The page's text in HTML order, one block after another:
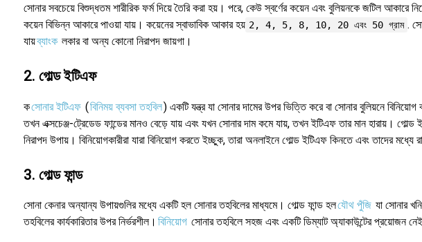
সোনার সবচেয়ে বিশুদ্ধতম শারীরিক ফর্ম দিয়ে তৈরি করা হয়। পরে, কেউ স্বর্ণের কয়েন এবং বুলিয়নকে জটিল আকারে
কয়েন বিভিন্ন আকারে পাওয়া যায়। কয়েনের স্বাভাবিক আকার হয় 2, 4, 5, 8, 10, 20 এবং 50 গ্রাম .
যায়ব্যাংক লকার বা অন্য কোনো নিরাপদ জায়গা।
2. গোল্ড ইটিএফ
কসোনার ইটিএফ (বিনিময় ব্যবসা তহবিল) একটি যন্ত্র যা সোনার দামের উপর ভিত্তি করে বা সোনার বুলিয়নে
তখন এক্সচেঞ্জ-ট্রেডেড ফান্ডের মানও বেড়ে যায় এবং যখন সোনার দাম কমে যায়, তখন ইটিএফ তার মান হারায়। গোল্ড
নিরাপদ উপায়। বিনিয়োগকারীরা যারা বিনিয়োগ করতে ইচ্ছুক, তারা অনলাইনে গোল্ড ইটিএফ কিনতে এবং তাদের মধ্যে
3. গোল্ড ফান্ড
সোনা কেনার অন্যান্য উপায়গুলির মধ্যে একটি হল সোনার তহবিলের মাধ্যমে। গোল্ড ফান্ড হলযৌথ পুঁজি যা সোনার
তহবিলের কার্যকারিতার উপর নির্ভরশীল। বিনিয়োগ সোনার তহবিলে সহজ এবং একটি ডিম্যাট অ্যাকাউন্টের প্রয়োজন